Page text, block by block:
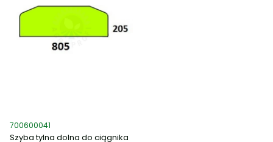
Kod produktu
700600041
Szyba tylna dolna do ciągnika